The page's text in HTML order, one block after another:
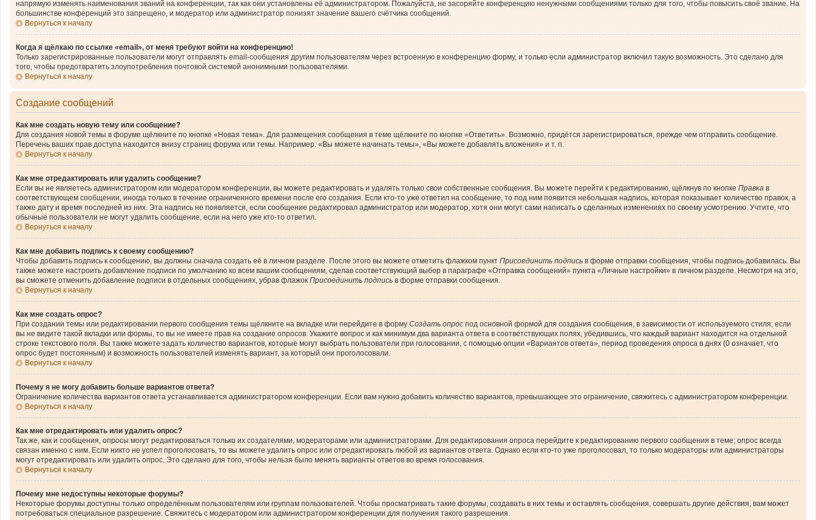
напрямую изменять наименования званий на конференции, так как они установлены её администратором. Пожалуйста, не засоряйте конференцию ненужными сообщениями только для того, чтобы повысить своё звание. На
большинстве конференций это запрещено, и модератор или администратор понизят значение вашего счётчика сообщений.
Вернуться к началу
Когда я щёлкаю по ссылке «email», от меня требуют войти на конференцию!
Только зарегистрированные пользователи могут отправлять email-сообщения другим пользователям через встроенную в конференцию форму, и только если администратор включил такую возможность. Это сделано для
того, чтобы предотвратить злоупотребления почтовой системой анонимными пользователями.
Вернуться к началу
Создание сообщений
Как мне создать новую тему или сообщение?
Для создания новой темы в форуме щёлкните по кнопке «Новая тема». Для размещения сообщения в теме щёлкните по кнопке «Ответить». Возможно, придётся зарегистрироваться, прежде чем отправить сообщение.
Перечень ваших прав доступа находится внизу страниц форума или темы. Например: «Вы можете начинать темы», «Вы можете добавлять вложения» и т. п.
Вернуться к началу
Как мне отредактировать или удалить сообщение?
Если вы не являетесь администратором или модератором конференции, вы можете редактировать и удалять только свои собственные сообщения. Вы можете перейти к редактированию, щёлкнув по кнопке Правка в
соответствующем сообщении, иногда только в течение ограниченного времени после его создания. Если кто-то уже ответил на сообщение, то под ним появится небольшая надпись, которая показывает количество правок, а
также дату и время последней из них. Эта надпись не появляется, если сообщение редактировал администратор или модератор, хотя они могут сами написать о сделанных изменениях по своему усмотрению. Учтите, что
обычные пользователи не могут удалить сообщение, если на него уже кто-то ответил.
Вернуться к началу
Как мне добавить подпись к своему сообщению?
Чтобы добавить подпись к сообщению, вы должны сначала создать её в личном разделе. После этого вы можете отметить флажком пункт Присоединить подпись в форме отправки сообщения, чтобы подпись добавилась. Вы
также можете настроить добавление подписи по умолчанию ко всем вашим сообщениям, сделав соответствующий выбор в параграфе «Отправка сообщений» пункта «Личные настройки» в личном разделе. Несмотря на это,
вы сможете отменить добавление подписи в отдельных сообщениях, убрав флажок Присоединить подпись в форме отправки сообщения.
Вернуться к началу
Как мне создать опрос?
При создании темы или редактировании первого сообщения темы щёлкните на вкладке или перейдите в форму Создать опрос под основной формой для создания сообщения, в зависимости от используемого стиля; если
вы не видите такой вкладки или формы, то вы не имеете прав на создание опросов. Укажите вопрос и как минимум два варианта ответа в соответствующих полях, убедившись, что каждый вариант находится на отдельной
строке текстового поля. Вы также можете задать количество вариантов, которые могут выбрать пользователи при голосовании, с помощью опции «Вариантов ответа», период проведения опроса в днях (0 означает, что
опрос будет постоянным) и возможность пользователей изменять вариант, за который они проголосовали.
Вернуться к началу
Почему я не могу добавить больше вариантов ответа?
Ограничение количества вариантов ответа устанавливается администратором конференции. Если вам нужно добавить количество вариантов, превышающее это ограничение, свяжитесь с администратором конференции.
Вернуться к началу
Как мне отредактировать или удалить опрос?
Так же, как и сообщения, опросы могут редактироваться только их создателями, модераторами или администраторами. Для редактирования опроса перейдите к редактированию первого сообщения в теме; опрос всегда
связан именно с ним. Если никто не успел проголосовать, то вы можете удалить опрос или отредактировать любой из вариантов ответа. Однако если кто-то уже проголосовал, то только модераторы или администраторы
могут отредактировать или удалить опрос. Это сделано для того, чтобы нельзя было менять варианты ответов во время голосования.
Вернуться к началу
Почему мне недоступны некоторые форумы?
Некоторые форумы доступны только определённым пользователям или группам пользователей. Чтобы просматривать такие форумы, создавать в них темы и оставлять сообщения, совершать другие действия, вам может
потребоваться специальное разрешение. Свяжитесь с модератором или администратором конференции для получения такого разрешения.